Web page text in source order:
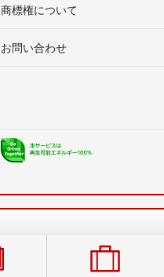
商標権について
お問い合わせ